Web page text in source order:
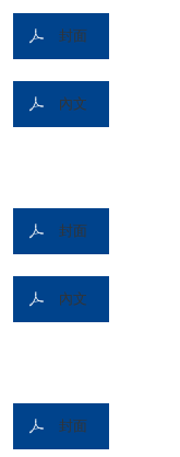
封面
內文
封面
內文
封面